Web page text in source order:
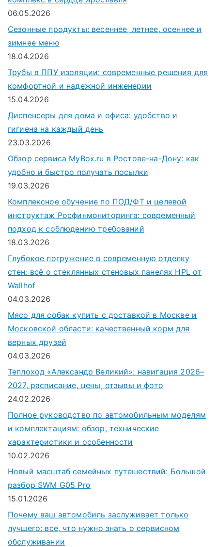
06.05.2026
Сезонные продукты: весеннее, летнее, осеннее и
зимнее меню
18.04.2026
Трубы в ППУ изоляции: современные решения для
комфортной и надежной инженерии
15.04.2026
Диспенсеры для дома и офиса: удобство и
гигиена на каждый день
23.03.2026
Обзор сервиса MyBox.ru в Ростове-на-Дону: как
удобно и быстро получать посылки
19.03.2026
Комплексное обучение по ПОД/ФТ и целевой
инструктаж Росфинмониторинга: современный
подход к соблюдению требований
18.03.2026
Глубокое погружение в современную отделку
стен: всё о стеклянных стеновых панелях HPL от
Wallhof
04.03.2026
Мясо для собак купить с доставкой в Москве и
Московской области: качественный корм для
верных друзей
04.03.2026
Теплоход «Александр Великий»: навигация 2026–
2027, расписание, цены, отзывы и фото
24.02.2026
Полное руководство по автомобильным моделям
и комплектациям: обзор, технические
характеристики и особенности
10.02.2026
Новый масштаб семейных путешествий: Большой
разбор SWM G05 Pro
15.01.2026
Почему ваш автомобиль заслуживает только
лучшего: все, что нужно знать о сервисном
обслуживании